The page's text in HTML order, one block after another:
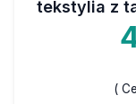
tekstylia z
(